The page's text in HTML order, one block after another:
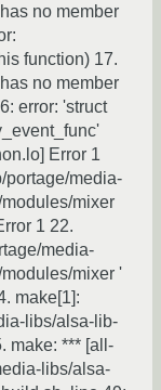
no member
function) 17.
no member
error: 'struct
Error 1
portage/media-
mixer
1 22.
media-
mixer '
make[1]:
libs/alsa-lib-
make: *** [all-
libs/alsa-